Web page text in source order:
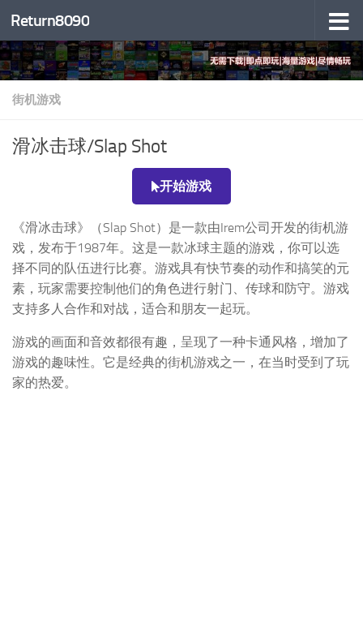
跳至内容
Return8090
街机游戏
滑冰击球/Slap Shot
开始游戏
《滑冰击球》（Slap Shot）是一款由Irem公司开发的街机游
戏，发布于1987年。这是一款冰球主题的游戏，你可以选
择不同的队伍进行比赛。游戏具有快节奏的动作和搞笑的元
素，玩家需要控制他们的角色进行射门、传球和防守。游戏
支持多人合作和对战，适合和朋友一起玩。
游戏的画面和音效都很有趣，呈现了一种卡通风格，增加了
游戏的趣味性。它是经典的街机游戏之一，在当时受到了玩
家的热爱。